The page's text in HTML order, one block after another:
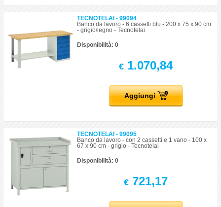
TECNOTELAI - 99094
Banco da lavoro - 6 cassetti blu - 200 x 75 x 90 cm
- grigio/legno - Tecnotelai
Disponibilità: 0
€ 1.070,84
Aggiungi
TECNOTELAI - 99095
Banco da lavoro - con 2 cassetti e 1 vano - 100 x
67 x 90 cm - grigio - Tecnotelai
Disponibilità: 0
€ 721,17